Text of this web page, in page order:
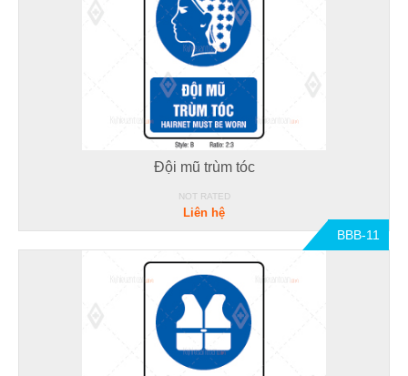
Đội mũ trùm tóc
NOT RATED
Liên hệ
BBB-11